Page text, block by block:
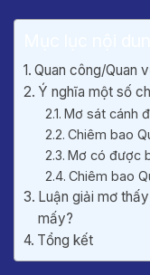
Quan công/Quan
Ý nghĩa một số
Mơ sát cánh
Chiêm bao
Mơ có được
Chiêm bao
Luận giải mơ
mấy?
Tổng kết